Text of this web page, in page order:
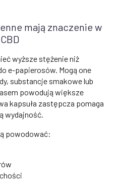
mają znaczenie w
wyższe stężenie niż
e-papierosów. Mogą one
substancje smakowe lub
powodują większe
kapsuła zastępcza pomaga
wydajność.
powodować: